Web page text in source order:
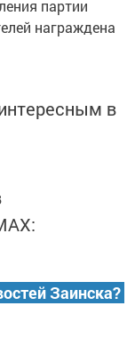
партии
награждена
в
Заинска?